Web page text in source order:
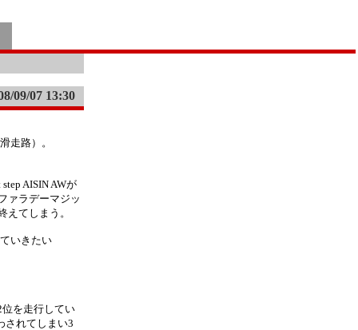
09/07 13:30
走路）。
AISIN AWが
ァラデーマジッ
てしまう。
いきたい
を走行してい
されてしまい3